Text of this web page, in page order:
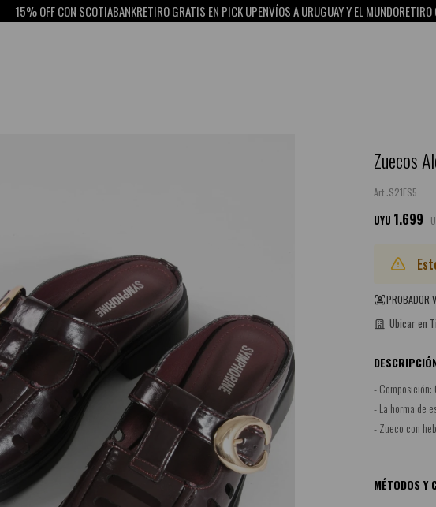
15% OFF CON SCOTIABANKRETIRO GRATIS EN PICK UPENVÍOS A URUGUAY Y EL MUNDORETIRO
Zuecos
S21FS5
UYU 1.699
PROBADOR
Ubicar en
- Composición:
- La horma de
- Zueco con
MÉTODOS Y